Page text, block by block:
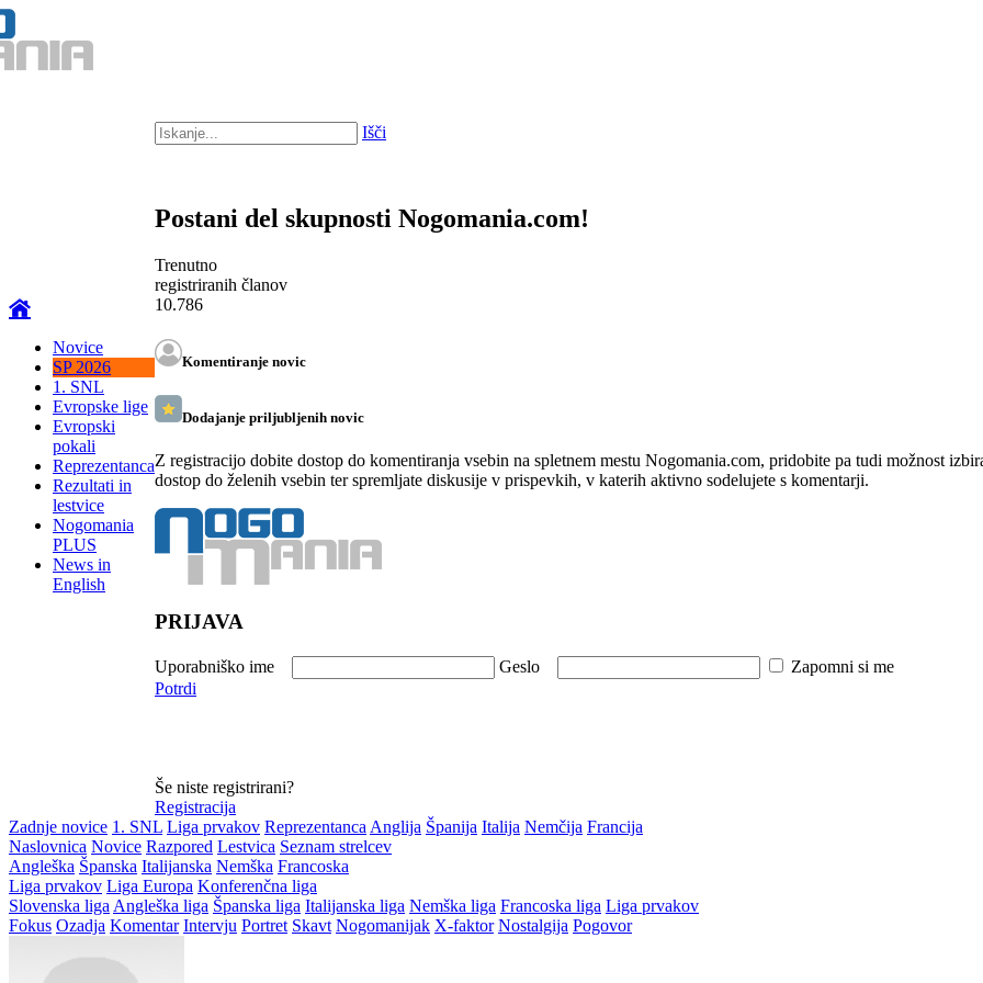
Novice
SP 2026
1. SNL
Evropske lige
Evropski
pokali
Reprezentanca
Rezultati in
lestvice
Nogomania
PLUS
News in
English
Išči
Postani del skupnosti Nogomania.com!
Trenutno
registriranih članov
10.786
Komentiranje novic
Dodajanje priljubljenih novic
Z registracijo dobite dostop do komentiranja vsebin na spletnem mestu Nogomania.com, pridobite pa tudi možnost
dostop do želenih vsebin ter spremljate diskusije v prispevkih, v katerih aktivno sodelujete s komentarji.
PRIJAVA
Uporabniško ime Geslo Zapomni si me
Potrdi
Še niste registrirani?
Registracija
Zadnje novice 1. SNL Liga prvakov Reprezentanca Anglija Španija Italija Nemčija Francija
Naslovnica Novice Razpored Lestvica Seznam strelcev
Angleška Španska Italijanska Nemška Francoska
Liga prvakov Liga Europa Konferenčna liga
Slovenska liga Angleška liga Španska liga Italijanska liga Nemška liga Francoska liga Liga prvakov
Fokus Ozadja Komentar Intervju Portret Skavt Nogomanijak X-faktor Nostalgija Pogovor